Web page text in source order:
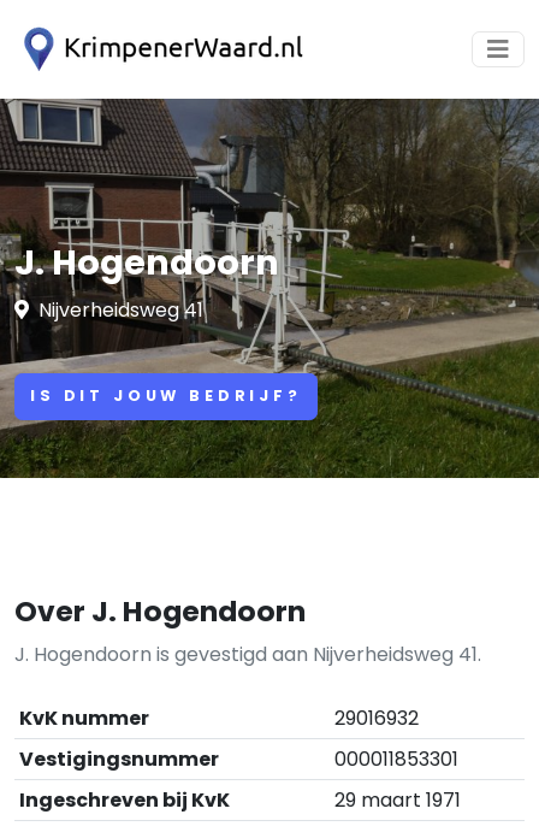
J. Hogendoorn
Nijverheidsweg 41
IS DIT JOUW BEDRIJF?
Over J. Hogendoorn
J. Hogendoorn is gevestigd aan Nijverheidsweg 41.
KvK nummer
29016932
Vestigingsnummer
000011853301
Ingeschreven bij KvK
29 maart 1971